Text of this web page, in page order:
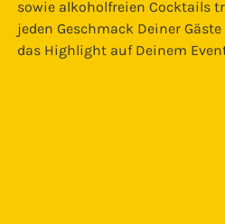
sowie alkoholfreien Cocktails
jeden Geschmack Deiner
das Highlight auf Deinem